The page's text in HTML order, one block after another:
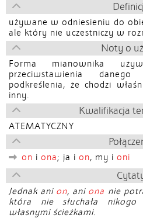
używane w odniesieniu do
ale który nie uczestniczy w
Noty o
Forma mianownika
przeciwstawienia
podkreślenia, że chodzi
inny.
Kwalifikacja
ATEMATYCZNY
on i ona; ja i on, my i oni
Jednak ani on, ani ona nie
która nie słuchała
własnymi ścieżkami.